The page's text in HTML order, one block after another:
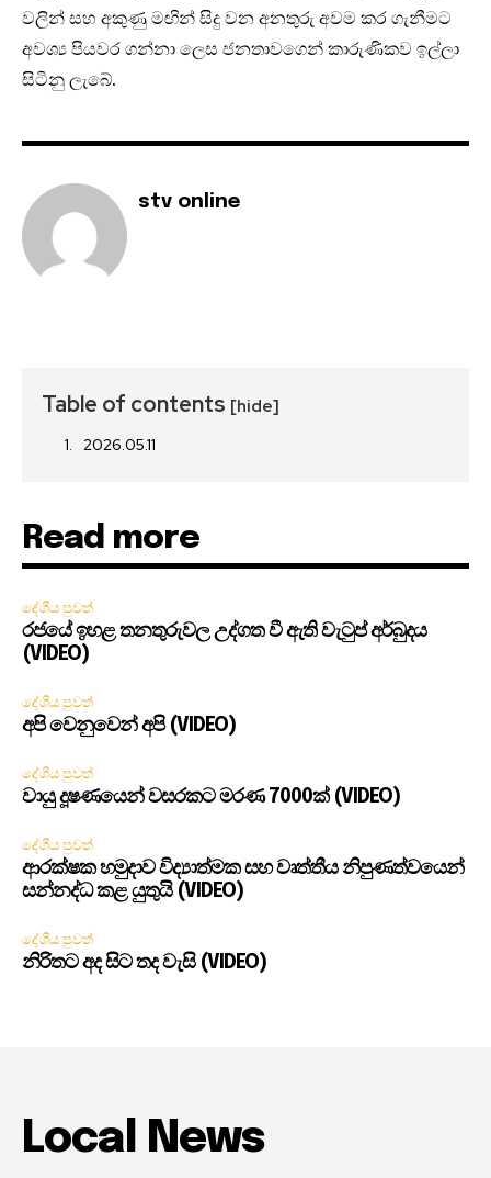
වලින් සහ අකුණු මඟින් සිදු වන අනතුරු අවම කර ගැනීමට
අවශ්‍ය පියවර ගන්නා ලෙස ජනතාවගෙන් කාරුණිකව ඉල්ලා
සිටිනු ලැබේ.
stv online
Table of contents [hide]
2026.05.11
Read more
දේශීය පුවත්
රජයේ ඉහළ තනතුරුවල උද්ගත වී ඇති වැටුප් අර්බුදය
(VIDEO)
දේශීය පුවත්
අපි වෙනුවෙන් අපි (VIDEO)
දේශීය පුවත්
වායු දූෂණයෙන් වසරකට මරණ 7000ක් (VIDEO)
දේශීය පුවත්
ආරක්ෂක හමුදාව විද්‍යාත්මක සහ වෘත්තීය නිපුණත්වයෙන්
සන්නද්ධ කළ යුතුයි (VIDEO)
දේශීය පුවත්
නිරිතට අද සිට තද වැසි (VIDEO)
Local News